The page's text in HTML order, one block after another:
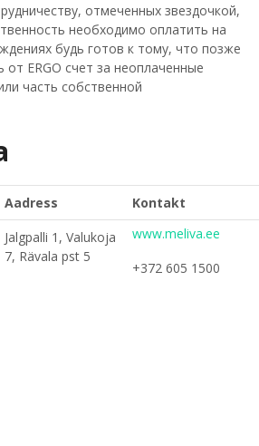
отмеченных звездочкой,
необходимо оплатить на
будь готов к тому, что позже
ERGO счет за неоплаченные
часть собственной
Aadress
Kontakt
Jalgpalli 1, Valukoja
7, Rävala pst 5
www.meliva.ee
+372 605 1500